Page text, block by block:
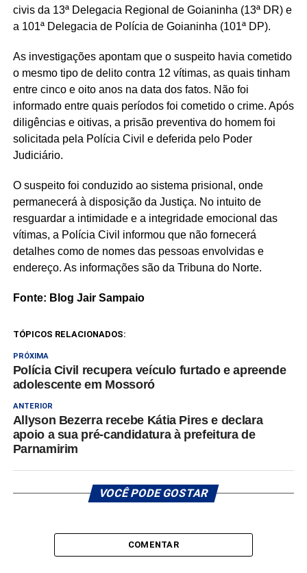
civis da 13ª Delegacia Regional de Goianinha (13ª DR) e
a 101ª Delegacia de Polícia de Goianinha (101ª DP).
As investigações apontam que o suspeito havia cometido
o mesmo tipo de delito contra 12 vítimas, as quais tinham
entre cinco e oito anos na data dos fatos. Não foi
informado entre quais períodos foi cometido o crime. Após
diligências e oitivas, a prisão preventiva do homem foi
solicitada pela Polícia Civil e deferida pelo Poder
Judiciário.
O suspeito foi conduzido ao sistema prisional, onde
permanecerá à disposição da Justiça. No intuito de
resguardar a intimidade e a integridade emocional das
vítimas, a Polícia Civil informou que não fornecerá
detalhes como de nomes das pessoas envolvidas e
endereço. As informações são da Tribuna do Norte.
Fonte: Blog Jair Sampaio
TÓPICOS RELACIONADOS:
PRÓXIMA
Polícia Civil recupera veículo furtado e apreende
adolescente em Mossoró
ANTERIOR
Allyson Bezerra recebe Kátia Pires e declara
apoio a sua pré-candidatura à prefeitura de
Parnamirim
VOCÊ PODE GOSTAR
COMENTAR